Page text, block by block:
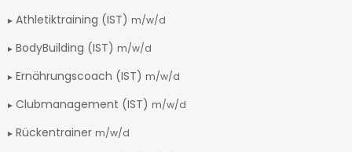
Athletiktraining (IST) m/w/d
BodyBuilding (IST) m/w/d
Ernährungscoach (IST) m/w/d
Clubmanagement (IST) m/w/d
Rückentrainer m/w/d